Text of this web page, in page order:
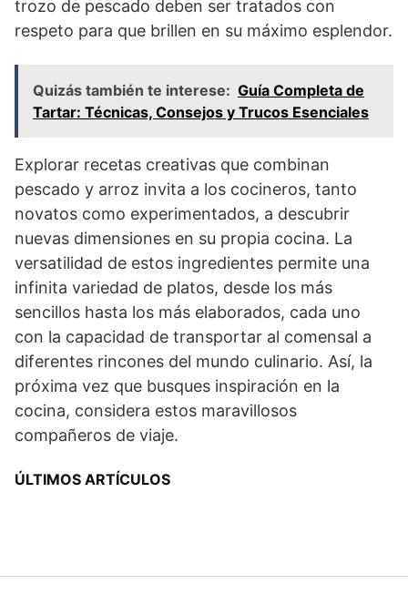
trozo de pescado deben ser tratados con
respeto para que brillen en su máximo esplendor.
Quizás también te interese: Guía Completa de
Tartar: Técnicas, Consejos y Trucos Esenciales
Explorar recetas creativas que combinan
pescado y arroz invita a los cocineros, tanto
novatos como experimentados, a descubrir
nuevas dimensiones en su propia cocina. La
versatilidad de estos ingredientes permite una
infinita variedad de platos, desde los más
sencillos hasta los más elaborados, cada uno
con la capacidad de transportar al comensal a
diferentes rincones del mundo culinario. Así, la
próxima vez que busques inspiración en la
cocina, considera estos maravillosos
compañeros de viaje.
ÚLTIMOS ARTÍCULOS